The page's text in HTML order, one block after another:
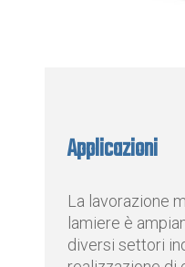
Applicazioni
La lavorazione
lamiere è
diversi settori